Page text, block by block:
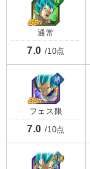
通常
7.0 /10点
フェス限
7.0 /10点